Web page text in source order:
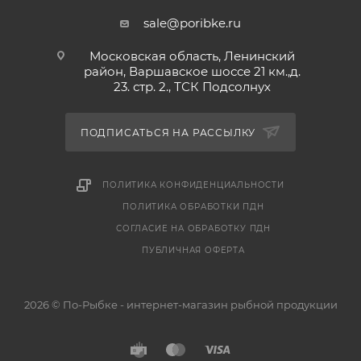
* Фирменный вкус: Тот самый
который его так ценят знатоки.
sale@poribke.ru
Московская область, Ленинский
район, Варшавское шоссе 21 км.,д.
23. стр. 2., ТСК Подсолнух
ПОДПИСАТЬСЯ НА РАССЫЛКУ
ПОЛИТИКА КОНФИДЕНЦИАЛЬНОСТИ
ПОЛИТИКА ОБРАБОТКИ ПДН
СОГЛАСИЕ НА ОБРАБОТКУ ПДН
ПУБЛИЧНАЯ ОФЕРТА
2026 © По-Рыбке - интернет-магазин рыбной продукции